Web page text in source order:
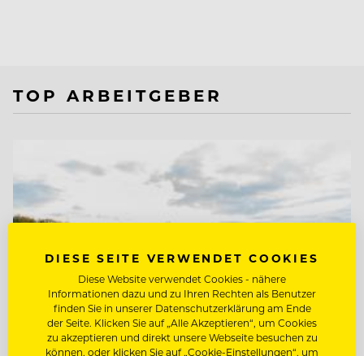
TOP ARBEITGEBER
DIESE SEITE VERWENDET COOKIES
Diese Website verwendet Cookies - nähere
Informationen dazu und zu Ihren Rechten als Benutzer
finden Sie in unserer Datenschutzerklärung am Ende
der Seite. Klicken Sie auf „Alle Akzeptieren“, um Cookies
zu akzeptieren und direkt unsere Webseite besuchen zu
können, oder klicken Sie auf „Cookie-Einstellungen“, um